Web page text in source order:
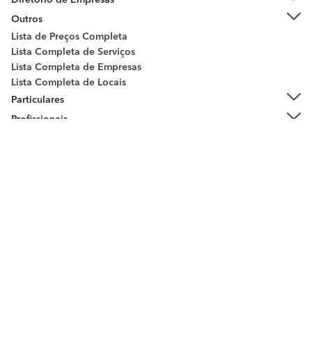
Outros
Lista de Preços Completa
Lista Completa de Serviços
Lista Completa de Empresas
Lista Completa de Locais
Particulares
Profissionais